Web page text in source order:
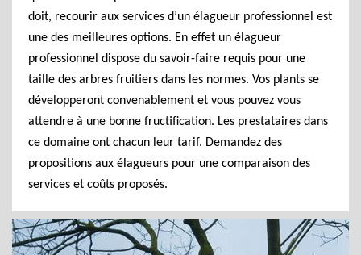
doit, recourir aux services d’un élagueur professionnel est
une des meilleures options. En effet un élagueur
professionnel dispose du savoir-faire requis pour une
taille des arbres fruitiers dans les normes. Vos plants se
développeront convenablement et vous pouvez vous
attendre à une bonne fructification. Les prestataires dans
ce domaine ont chacun leur tarif. Demandez des
propositions aux élagueurs pour une comparaison des
services et coûts proposés.